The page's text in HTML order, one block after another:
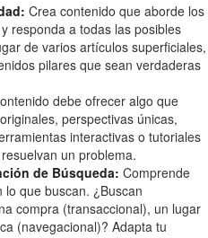
Crea contenido que aborde los
responda a todas las posibles
de varios artículos superficiales,
pilares que sean verdaderas
debe ofrecer algo que
perspectivas únicas,
interactivas o tutoriales
un problema.
de Búsqueda: Comprende
que buscan. ¿Buscan
compra (transaccional), un lugar
(navegacional)? Adapta tu